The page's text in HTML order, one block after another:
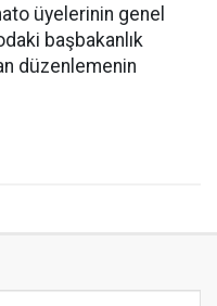
üyelerinin genel
başbakanlık
düzenlemenin